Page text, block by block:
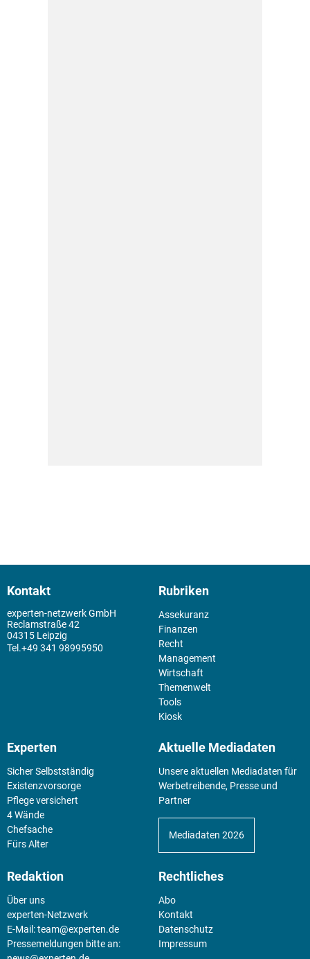
Kontakt
experten-netzwerk GmbH
Reclamstraße 42
04315 Leipzig
+49 341 98995950
Rubriken
Assekuranz
Finanzen
Recht
Management
Wirtschaft
Themenwelt
Tools
Kiosk
Experten
Sicher Selbstständig
Existenz­vorsorge
Pflege versichert
4 Wände
Chefsache
Fürs Alter
Aktuelle Mediadaten
Unsere aktuellen Mediadaten für
Werbetreibende, Presse und
Partner
Mediadaten 2026
Redaktion
Über uns
experten-Netzwerk
E-Mail:team@experten.de
Pressemeldungen bitte an:
Rechtliches
Abo
Kontakt
Datenschutz
Impressum